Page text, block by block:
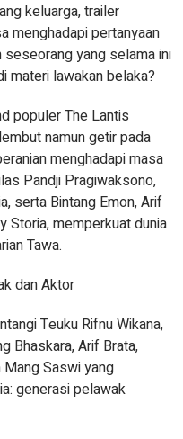
keluarga, trailer
menghadapi pertanyaan
yang selama ini
materi lawakan belaka?
populer The Lantis
namun getir pada
menghadapi masa
Pandji Pragiwaksono,
serta Bintang Emon, Arif
Storia, memperkuat dunia
Tawa.
dan Aktor
Teuku Rifnu Wikana,
Bhaskara, Arif Brata,
Mang Saswi yang
generasi pelawak